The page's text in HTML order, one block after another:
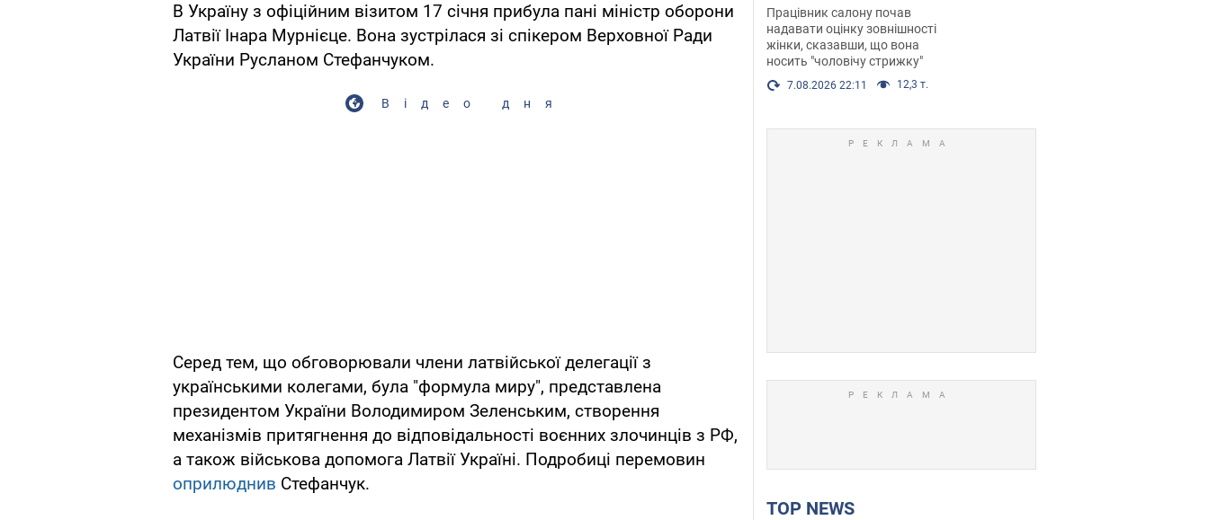
В Україну з офіційним візитом 17 січня прибула пані міністр оборони
Латвії Інара Мурнієце. Вона зустрілася зі спікером Верховної Ради
України Русланом Стефанчуком.
Відео дня
Серед тем, що обговорювали члени латвійської делегації з
українськими колегами, була "формула миру", представлена
президентом України Володимиром Зеленським, створення
механізмів притягнення до відповідальності воєнних злочинців з РФ,
а також військова допомога Латвії Україні. Подробиці перемовин
оприлюднив Стефанчук.
після хімієтерапії,
розгорівся скандал.
Фото
Працівник салону почав
надавати оцінку зовнішності
жінки, сказавши, що вона
носить "чоловічу стрижку"
7.08.2026 22:11 12,3 т.
TOP NEWS